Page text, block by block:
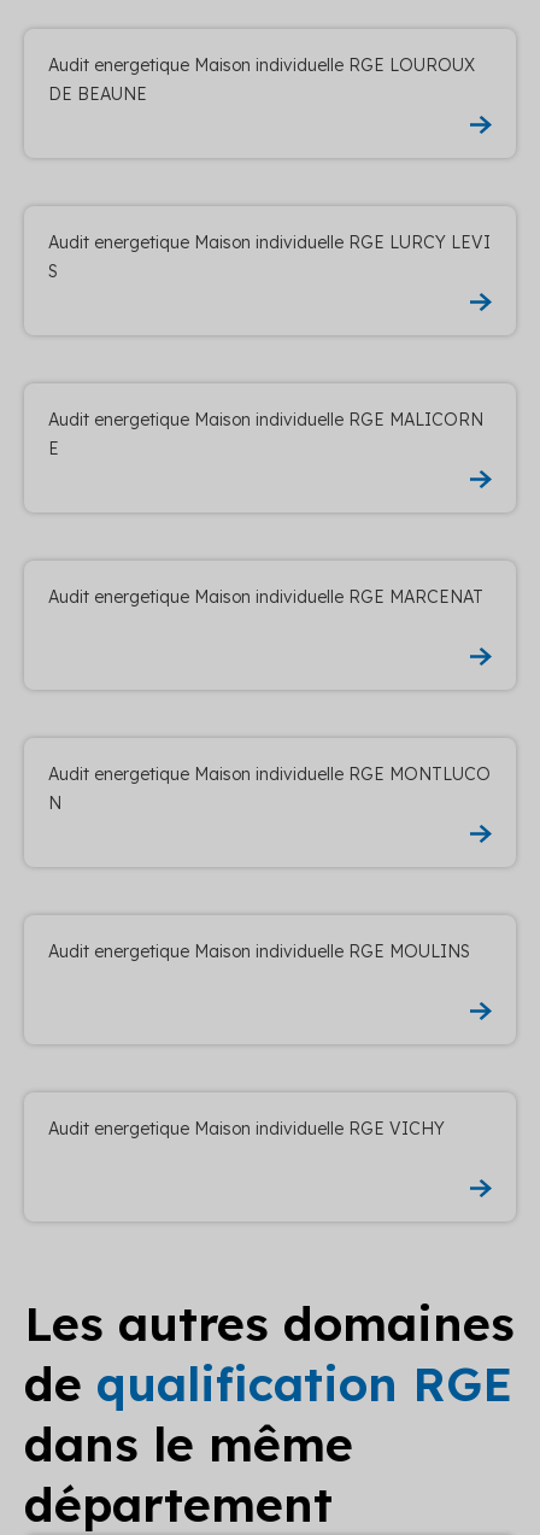
Audit energetique Maison individuelle RGE LOUROUX
DE BEAUNE
Audit energetique Maison individuelle RGE LURCY LEVI
S
Audit energetique Maison individuelle RGE MALICORN
E
Audit energetique Maison individuelle RGE MARCENAT
Audit energetique Maison individuelle RGE MONTLUCO
N
Audit energetique Maison individuelle RGE MOULINS
Audit energetique Maison individuelle RGE VICHY
Les autres domaines
de qualification RGE
dans le même
département